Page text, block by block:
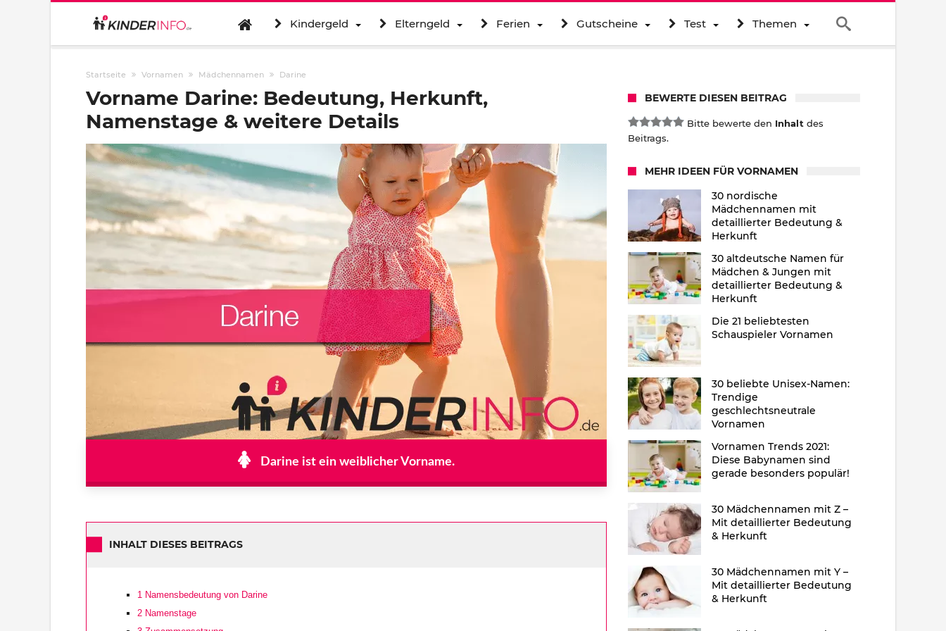
Kindergeld Elterngeld Ferien Gutscheine Test Themen
Startseite Vornamen Mädchennamen Darine
Vorname Darine: Bedeutung, Herkunft,
Namenstage & weitere Details
Darine ist ein weiblicher Vorname.
INHALT DIESES BEITRAGS
1 Namensbedeutung von Darine
2 Namenstage
BEWERTE DIESEN BEITRAG
Bitte bewerte den Inhalt des
Beitrags.
MEHR IDEEN FÜR VORNAMEN
30 nordische
Mädchennamen mit
detaillierter Bedeutung &
Herkunft
30 altdeutsche Namen für
Mädchen & Jungen mit
detaillierter Bedeutung &
Herkunft
Die 21 beliebtesten
Schauspieler Vornamen
30 beliebte Unisex-Namen:
Trendige
geschlechtsneutrale
Vornamen
Vornamen Trends 2021:
Diese Babynamen sind
gerade besonders populär!
30 Mädchennamen mit Z –
Mit detaillierter Bedeutung
& Herkunft
30 Mädchennamen mit Y –
Mit detaillierter Bedeutung
& Herkunft